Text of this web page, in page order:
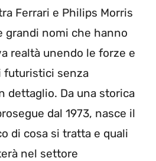
Ferrari e Philips Morris
grandi nomi che hanno
realtà unendo le forze e
futuristici senza
dettaglio. Da una storica
dal 1973, nasce il
di cosa si tratta e quali
nel settore